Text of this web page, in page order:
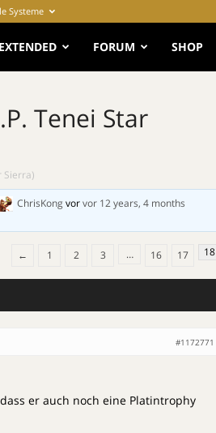
Systeme
EXTENDED FORUM SHOP
Tenei Star
Sierra)
ChrisKong vorvor 12 years, 4 months
← 1 2 3 … 16 17 18
#1172771
er auch noch eine Platintrophy